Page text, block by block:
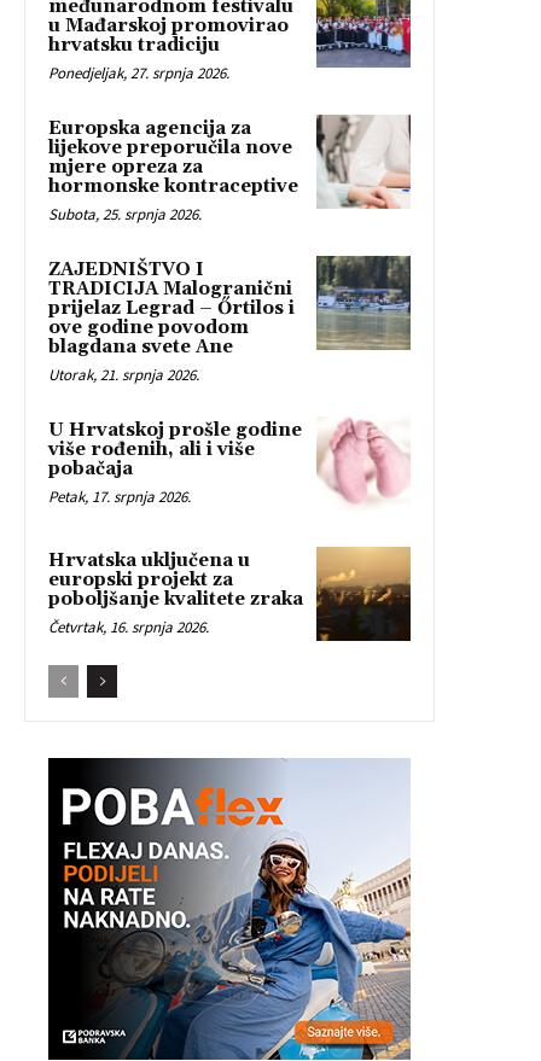
međunarodnom festivalu
u Mađarskoj promovirao
hrvatsku tradiciju
Ponedjeljak, 27. srpnja 2026.
Europska agencija za
lijekove preporučila nove
mjere opreza za
hormonske kontraceptive
Subota, 25. srpnja 2026.
ZAJEDNIŠTVO I
TRADICIJA Malogranični
prijelaz Legrad – Őrtilos i
ove godine povodom
blagdana svete Ane
Utorak, 21. srpnja 2026.
U Hrvatskoj prošle godine
više rođenih, ali i više
pobačaja
Petak, 17. srpnja 2026.
Hrvatska uključena u
europski projekt za
poboljšanje kvalitete zraka
Četvrtak, 16. srpnja 2026.